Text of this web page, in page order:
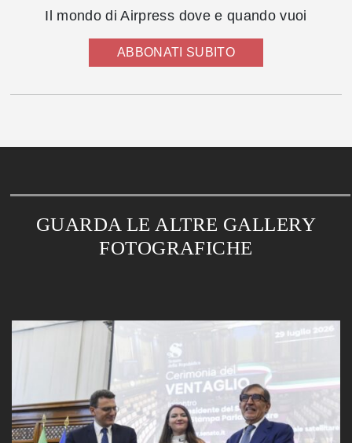
Il mondo di Airpress dove e quando vuoi
ABBONATI SUBITO
GUARDA LE ALTRE GALLERY
FOTOGRAFICHE